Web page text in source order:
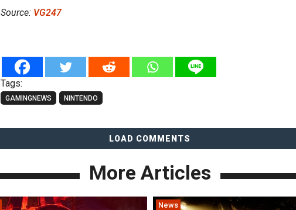
Source: VG247
Tags:
GAMINGNEWS NINTENDO
LOAD COMMENTS
More Articles
News